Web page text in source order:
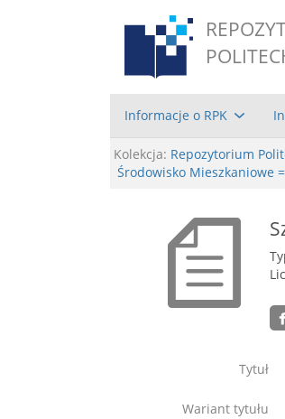
Informacje o RPK
Kolekcja: Repozytorium
Środowisko Mieszkaniowe
Tytuł
Wariant tytułu